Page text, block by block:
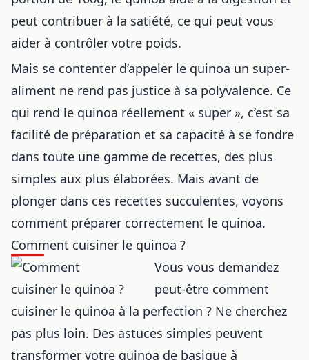
peut contribuer à la satiété, ce qui peut vous
aider à contrôler votre poids.
Mais se contenter d’appeler le quinoa un super-
aliment ne rend pas justice à sa polyvalence. Ce
qui rend le quinoa réellement « super », c’est sa
facilité de préparation et sa capacité à se fondre
dans toute une gamme de recettes, des plus
simples aux plus élaborées. Mais avant de
plonger dans ces recettes succulentes, voyons
comment préparer correctement le quinoa.
Comment cuisiner le quinoa ?
Vous vous demandez
peut-être comment
cuisiner le quinoa à la perfection ? Ne cherchez
pas plus loin. Des astuces simples peuvent
transformer votre quinoa de basique à